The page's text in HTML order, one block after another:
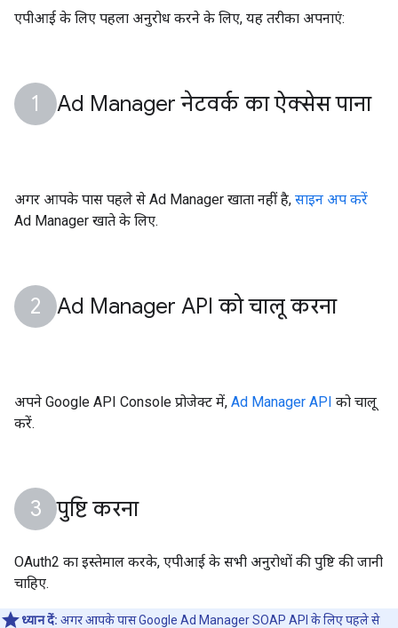
एपीआई के लिए पहला अनुरोध करने के लिए, यह तरीका अपनाएं:
Ad Manager नेटवर्क का ऐक्सेस पाना
अगर आपके पास पहले से Ad Manager खाता नहीं है, साइन अप करें
Ad Manager खाते के लिए.
Ad Manager API को चालू करना
अपने Google API Console प्रोजेक्ट में, Ad Manager API को चालू
करें.
पुष्टि करना
OAuth2 का इस्तेमाल करके, एपीआई के सभी अनुरोधों की पुष्टि की जानी
चाहिए.
ध्यान दें: अगर आपके पास Google Ad Manager SOAP API के लिए पहले से